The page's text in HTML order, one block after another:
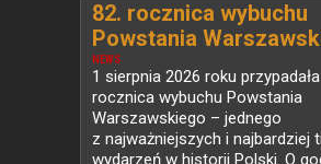
NEWS
82. rocznica wybuchu
Powstania
1 sierpnia 2026 roku
rocznica wybuchu Powstania
Warszawskiego – jednego
z najważniejszych i najbardziej
wydarzeń w historii Polski. O